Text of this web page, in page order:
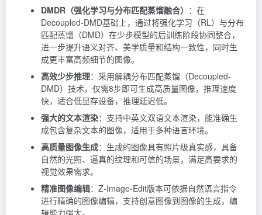
DMDR（强化学习与分布匹配蒸馏融合） ：在
Decoupled-DMD基础上，通过将强化学习（RL）与分布
匹配蒸馏（DMD）在少步模型的后训练阶段协同整合，
进一步提升语义对齐、美学质量和结构一致性，同时生
成更丰富高频细节的图像。
高效少步推理：采用解耦分布匹配蒸馏（Decoupled-
DMD）技术，仅需8步即可生成高质量图像，推理速度
快，适合低显存设备，推理延迟低。
强大的文本渲染：支持中英文双语文本渲染，能准确生
成包含复杂文本的图像，适用于多种语言环境。
高质量图像生成：生成的图像具有照片级真实感，具备
自然的光照、逼真的纹理和可信的场景，满足高要求的
视觉效果需求。
精准图像编辑：Z-Image-Edit版本可依据自然语言指令
进行精确的图像编辑，支持创意图像到图像的生成，编